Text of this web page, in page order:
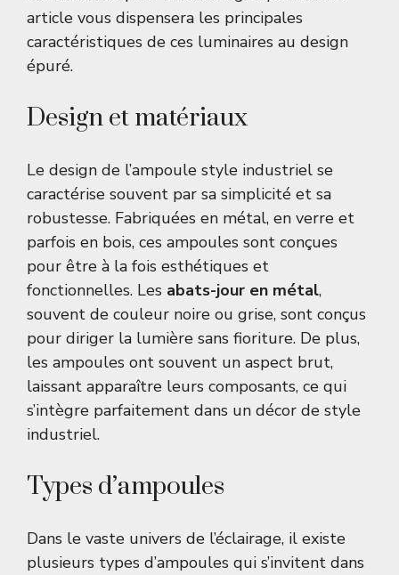
article vous dispensera les principales
caractéristiques de ces luminaires au design
épuré.
Design et matériaux
Le design de l’ampoule style industriel se
caractérise souvent par sa simplicité et sa
robustesse. Fabriquées en métal, en verre et
parfois en bois, ces ampoules sont conçues
pour être à la fois esthétiques et
fonctionnelles. Les abats-jour en métal,
souvent de couleur noire ou grise, sont conçus
pour diriger la lumière sans fioriture. De plus,
les ampoules ont souvent un aspect brut,
laissant apparaître leurs composants, ce qui
s’intègre parfaitement dans un décor de style
industriel.
Types d’ampoules
Dans le vaste univers de l’éclairage, il existe
plusieurs types d’ampoules qui s’invitent dans